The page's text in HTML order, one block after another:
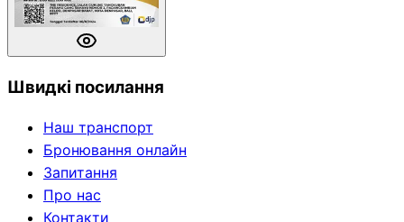
Швидкі посилання
Наш транспорт
Бронювання онлайн
Запитання
Про нас
Контакти